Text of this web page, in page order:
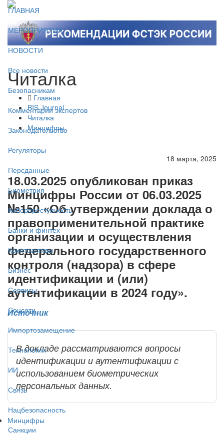
ГЛАВНАЯ
МЕРОПРИЯТИЯ
НОВОСТИ
Все новости
Безопасникам
Комментарии экспертов
Законодательство
Регуляторы
Персданные
Биометрия
Киберпреступность
Банки и финтех
Криптоактивы
Бизнес
Сервисы
Соцсети
Импортозамещение
Технологии
ИИ
Связь
Нацбезопасность
Санкции
Читалка
Главная
BIS Journal
Читалка
Минцифры
18 марта, 2025
18.03.2025 опубликован приказ
Минцифры России от 06.03.2025
№150 «Об утверждении доклада о
правоприменительной практике
организации и осуществления
федерального государственного
контроля (надзора) в сфере
идентификации и (или)
аутентификации в 2024 году».
Источник
В докладе рассматриваются вопросы
идентификации и аутентификации с
использованием биометрических
персональных данных.
Минцифры